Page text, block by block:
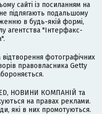
сайті із посиланням на
підлягають подальшому
в будь-якій формі,
агентства "Інтерфакс-
фотографічних
правовласника Getty
НОВИНИ КОМПАНІЙ та
на правах реклами.
які в них промотуються.